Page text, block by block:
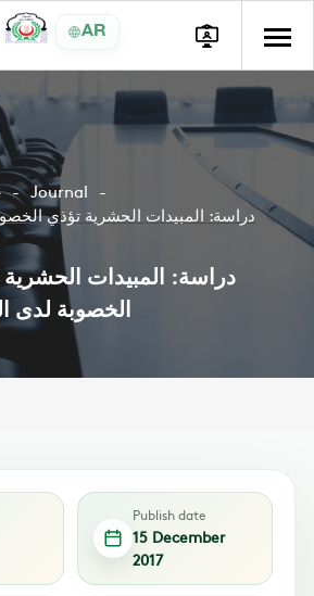
AR
Journal
دراسة: المبيدات الحشرية تؤذي
دراسة: المبيدات
الخصوبة لدى
Publish date
15 December
2017